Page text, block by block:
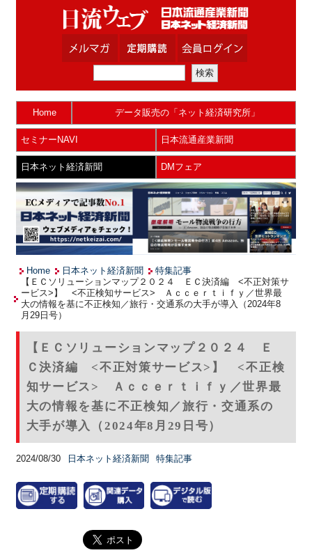
Home データ販売の「ネット経済研究所」
セミナーNAVI 日本流通産業新聞
日本ネット経済新聞 DMフェア
Home 日本ネット経済新聞
特集記事
【ＥＣソリューションマップ２０２４ ＥＣ決済編 <不正対策サ
ービス>】 <不正検知サービス> Ａｃｃｅｒｔｉｆｙ／世界最
大の情報を基に不正検知／旅行・交通系の大手が導入（2024年8
月29日号）
【ＥＣソリューションマップ２０２４ Ｅ
Ｃ決済編 <不正対策サービス>】 <不正検
知サービス> Ａｃｃｅｒｔｉｆｙ／世界最
大の情報を基に不正検知／旅行・交通系の
大手が導入（2024年8月29日号）
2024/08/30 日本ネット経済新聞 特集記事